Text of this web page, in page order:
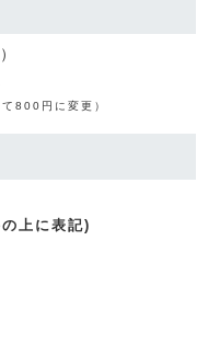
800円に変更）
上に表記)